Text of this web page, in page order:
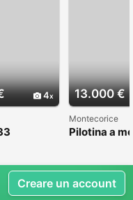
4 13.000 €
Montecorice
Pilotina a
Creare un account